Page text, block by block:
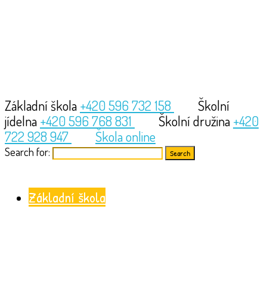
Základní škola +420 596 732 158
Školní
jídelna +420 596 768 831 Školní družina +420
722 928 947
Škola online
Search for:
Základní škola